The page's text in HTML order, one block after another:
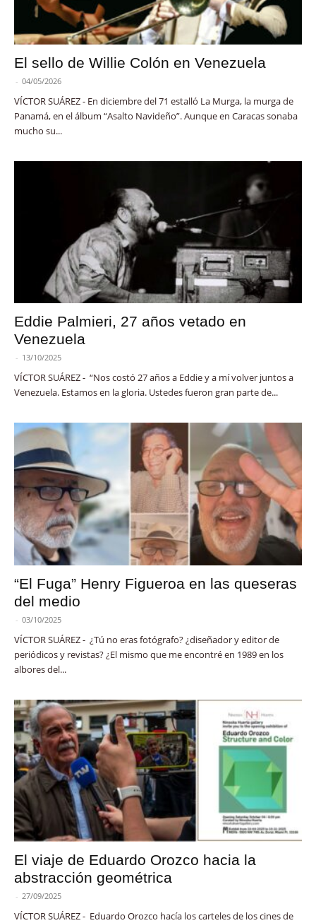
El sello de Willie Colón en Venezuela
- 04/05/2026
VÍCTOR SUÁREZ - En diciembre del 71 estalló La Murga, la murga de
Panamá, en el álbum “Asalto Navideño”. Aunque en Caracas sonaba
mucho su...
Eddie Palmieri, 27 años vetado en
Venezuela
- 13/10/2025
VÍCTOR SUÁREZ - “Nos costó 27 años a Eddie y a mí volver juntos a
Venezuela. Estamos en la gloria. Ustedes fueron gran parte de...
“El Fuga” Henry Figueroa en las queseras
del medio
- 03/10/2025
VÍCTOR SUÁREZ - ¿Tú no eras fotógrafo? ¿diseñador y editor de
periódicos y revistas? ¿El mismo que me encontré en 1989 en los
albores del...
El viaje de Eduardo Orozco hacia la
abstracción geométrica
- 27/09/2025
VÍCTOR SUÁREZ - Eduardo Orozco hacía los carteles de los cines de